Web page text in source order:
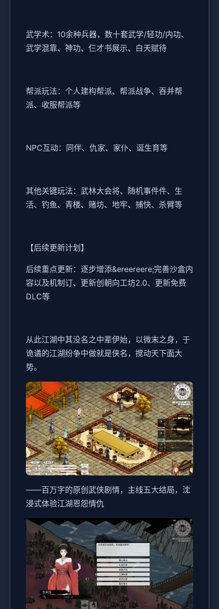
武学术：10余种兵器，数十套武学/轻功/内功、
武学混靠、神功、仨才书展示、白天赋待
帮派玩法：个人建构帮派、帮派战争、吞并帮
派、收服帮派等
NPC互动：同伴、仇家、家仆、诞生育等
其他关键玩法：武林大会将、随机事件件、生
活、钓鱼、青楼、赌坊、地牢、捕快、杀臂等
【后续更新计划】
后续重点更新：逐步增添&ereereere;完善沙盒内
容以及机制订、更新创朝向工坊2.0、更新免费
DLC等
从此江湖中其没名之中辈伊始，以微末之身，于
诡谲的江湖纷争中做就是侠名，搅动天下面大
势。
——百万字的原创武侠剧情，主线五大结局，沈
浸式体验江湖恩怨情仇